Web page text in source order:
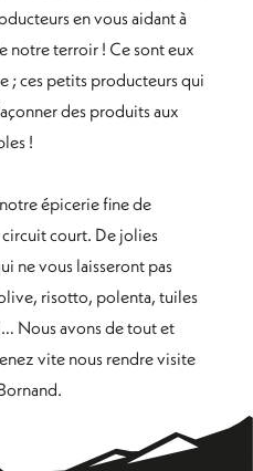
en vous aidant à
notre terroir ! Ce sont eux
; ces petits producteurs qui
des produits aux
!
épicerie fine de
court. De jolies
ne vous laisseront pas
risotto, polenta, tuiles
Nous avons de tout et
vite nous rendre visite